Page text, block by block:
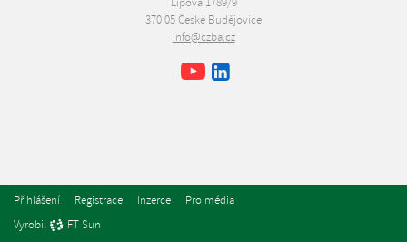
Lipová 1789/9
370 05 České Budějovice
info@czba.cz
Facebook
Youtube
Přihlášení Registrace Inzerce
Pro média
Vyrobil
FT Sun